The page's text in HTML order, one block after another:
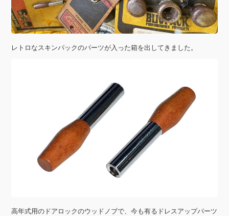
レトロなスキンパックのパーツが入った箱を出してきました。
高年式用のドアロックのウッドノブで、今も有るドレスアップパーツ